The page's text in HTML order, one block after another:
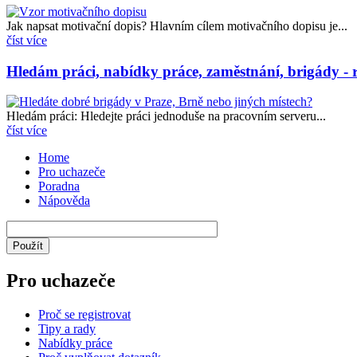
Jak napsat motivační dopis? Hlavním cílem motivačního dopisu je...
číst více
Hledám práci, nabídky práce, zaměstnání, brigády -
Hledám práci: Hledejte práci jednoduše na pracovním serveru...
číst více
Home
Pro uchazeče
Poradna
Nápověda
Pro uchazeče
Proč se registrovat
Tipy a rady
Nabídky práce